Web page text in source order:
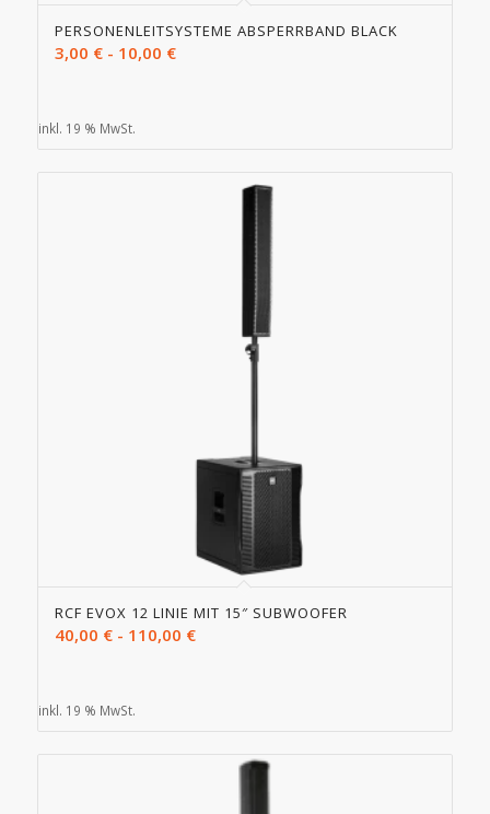
PERSONENLEITSYSTEME ABSPERRBAND BLACK
3,00 €- 10,00 €
inkl. 19 % MwSt.
RCF EVOX 12 LINIE MIT 15″ SUBWOOFER
40,00 €- 110,00 €
inkl. 19 % MwSt.